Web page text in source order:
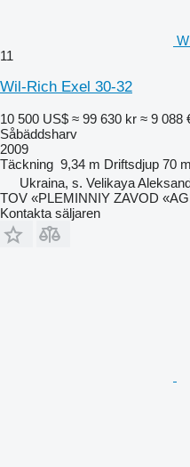
11
Wil-Rich Exel 30-32
10 500 US$ ≈ 99 630 kr ≈ 9 088
Såbäddsharv
2009
Täckning 9,34 m Driftsdjup 70
Ukraina, s. Velikaya
TOV «PLEMINNIY ZAVOD
Kontakta säljaren